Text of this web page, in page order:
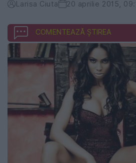
Larisa Ciuta 20 aprilie 2015,
COMENTEAZĂ ȘTIREA